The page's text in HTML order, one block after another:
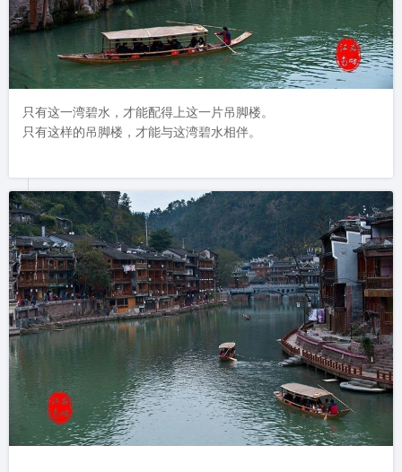
只有这一湾碧水，才能配得上这一片吊脚楼。
只有这样的吊脚楼，才能与这湾碧水相伴。